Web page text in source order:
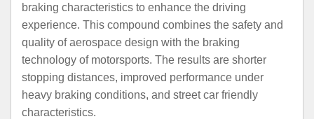
braking characteristics to enhance the driving
experience. This compound combines the safety and
quality of aerospace design with the braking
technology of motorsports. The results are shorter
stopping distances, improved performance under
heavy braking conditions, and street car friendly
characteristics.